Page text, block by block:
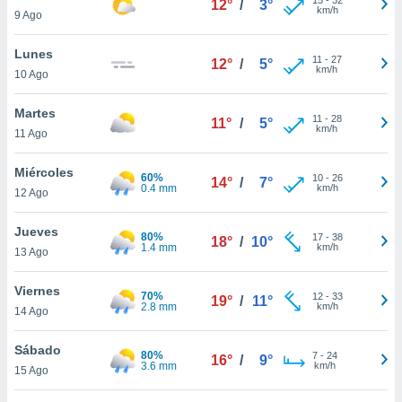
más
nuestra
y
de
disponible
cookies
aceptar
9 Ago
12° / 3°
km/h
Lunes
10 Ago
12° / 5° 11 - 27
km/h
Martes
11 Ago
11° / 5° 11 - 28
km/h
Miércoles
12 Ago
60%
0.4 mm
14° / 7° 10- 26
km/h
Jueves
13 Ago
80%
1.4 mm
18° / 10° 17- 38
km/h
Viernes
14 Ago
70%
2.8 mm
19° / 11° 12- 33
km/h
Sábado
15 Ago
80%
3.6 mm
16° / 9° 7- 24
km/h